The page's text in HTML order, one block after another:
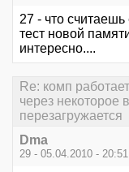
27 - что
тест новой
интересно....
Re: комп
через некоторое
перезагружается
Dma
29 - 05.04.2010 - 20:51